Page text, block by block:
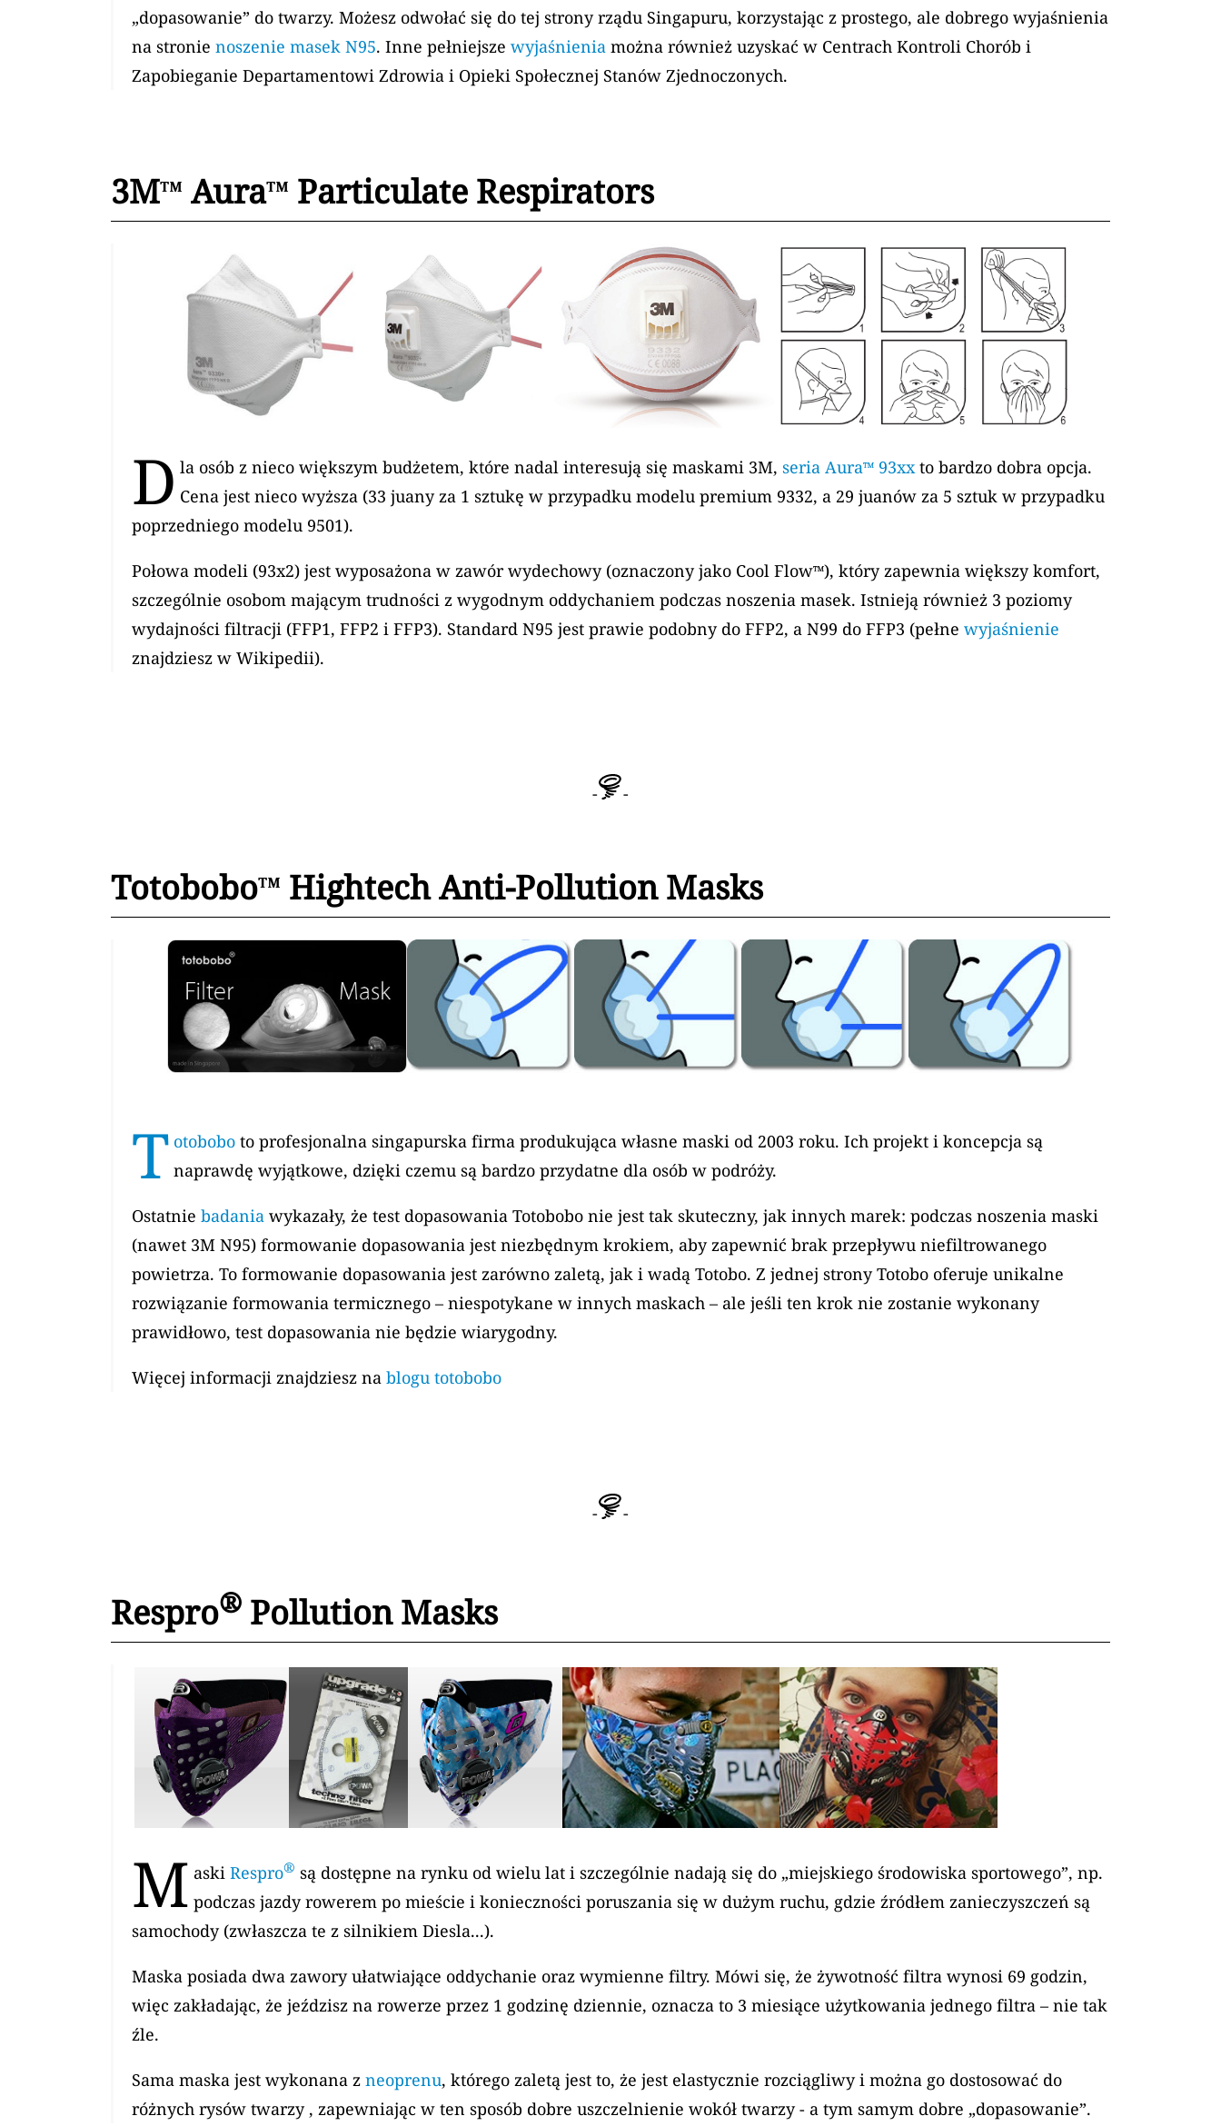
„dopasowanie” do twarzy. Możesz odwołać się do tej strony rządu Singapuru, korzystając z prostego, ale dobrego wyjaśnienia
na stronie noszenie masek N95. Inne pełniejsze wyjaśnienia można również uzyskać w Centrach Kontroli Chorób i
Zapobieganie Departamentowi Zdrowia i Opieki Społecznej Stanów Zjednoczonych.
3M™ Aura™ Particulate Respirators
D la osób z nieco większym budżetem, które nadal interesują się maskami 3M,seria Aura™ 93xx to bardzo dobra opcja.
Cena jest nieco wyższa (33 juany za 1 sztukę w przypadku modelu premium 9332, a 29 juanów za 5 sztuk w przypadku
poprzedniego modelu 9501).
Połowa modeli (93x2) jest wyposażona w zawór wydechowy (oznaczony jako Cool Flow™), który zapewnia większy komfort,
szczególnie osobom mającym trudności z wygodnym oddychaniem podczas noszenia masek. Istnieją również 3 poziomy
wydajności filtracji (FFP1, FFP2 i FFP3). Standard N95 jest prawie podobny do FFP2, a N99 do FFP3 (pełne wyjaśnienie
znajdziesz w Wikipedii).
- -
Totobobo™ Hightech Anti-Pollution Masks
T otobobo to profesjonalna singapurska firma produkująca własne maski od 2003 roku. Ich projekt i koncepcja są
naprawdę wyjątkowe, dzięki czemu są bardzo przydatne dla osób w podróży.
Ostatnie badania wykazały, że test dopasowania Totobobo nie jest tak skuteczny, jak innych marek: podczas noszenia maski
(nawet 3M N95) formowanie dopasowania jest niezbędnym krokiem, aby zapewnić brak przepływu niefiltrowanego
powietrza. To formowanie dopasowania jest zarówno zaletą, jak i wadą Totobo. Z jednej strony Totobo oferuje unikalne
rozwiązanie formowania termicznego – niespotykane w innych maskach – ale jeśli ten krok nie zostanie wykonany
prawidłowo, test dopasowania nie będzie wiarygodny.
Więcej informacji znajdziesz na blogu totobobo
- -
Respro® Pollution Masks
M askiRespro® są dostępne na rynku od wielu lat i szczególnie nadają się do „miejskiego środowiska sportowego”, np.
podczas jazdy rowerem po mieście i konieczności poruszania się w dużym ruchu, gdzie źródłem zanieczyszczeń są
samochody (zwłaszcza te z silnikiem Diesla...).
Maska posiada dwa zawory ułatwiające oddychanie oraz wymienne filtry. Mówi się, że żywotność filtra wynosi 69 godzin,
więc zakładając, że jeździsz na rowerze przez 1 godzinę dziennie, oznacza to 3 miesiące użytkowania jednego filtra – nie tak
źle.
Sama maska ​​jest wykonana z neoprenu, którego zaletą jest to, że jest elastycznie rozciągliwy i można go dostosować do
różnych rysów twarzy , zapewniając w ten sposób dobre uszczelnienie wokół twarzy - a tym samym dobre „dopasowanie”.